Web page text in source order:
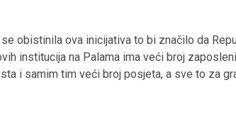
obistinila ova inicijativa to bi značilo da
institucija na Palama ima veći broj
i samim tim veći broj posjeta, a sve to za